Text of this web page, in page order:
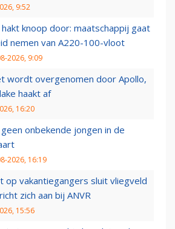
9:52
hakt knoop door: maatschappij gaat
nemen van A220-100-vloot
2026, 9:09
wordt overgenomen door Apollo,
haakt af
16:20
onbekende jongen in de
2026, 16:19
op vakantiegangers sluit vliegveld
zich aan bij ANVR
15:56